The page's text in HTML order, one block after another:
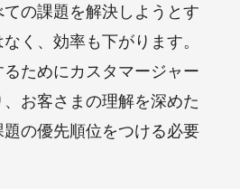
の課題を解決しようとす
く、効率も下がります。
ためにカスタマージャー
お客さまの理解を深めた
の優先順位をつける必要